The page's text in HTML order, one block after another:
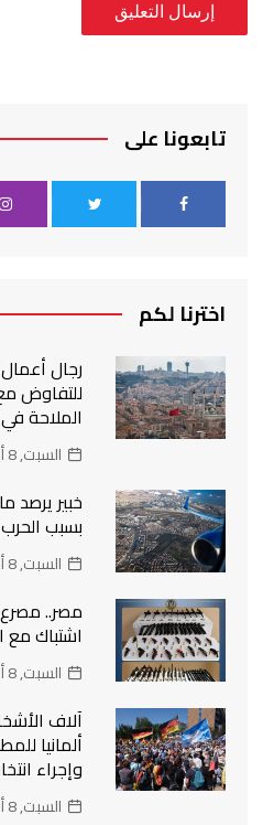
تابعونا على
اخترنا لكم
رجال
للتفاوض
الملاحة في
السبت, 8 أغسطس 2026, 17:54
خبير يرصد
بسبب
السبت, 8 أغسطس 2026, 17:54
اشتباك مع
السبت, 8 أغسطس 2026, 17:54
آلاف
ألمانيا
وإجراء
السبت, 8 أغسطس 2026, 16:54